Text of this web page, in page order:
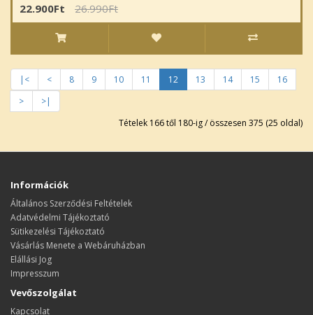
22.900Ft 26.990Ft
|< < 8 9 10 11 12 13 14 15
16
>
>|
Tételek 166 től 180-ig / összesen 375 (25 oldal)
Információk
Általános Szerződési Feltételek
Adatvédelmi Tájékoztató
Sütikezelési Tájékoztató
Vásárlás Menete a Webáruházban
Elállási Jog
Impresszum
Vevőszolgálat
Kapcsolat